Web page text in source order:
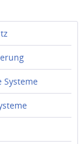
Systeme